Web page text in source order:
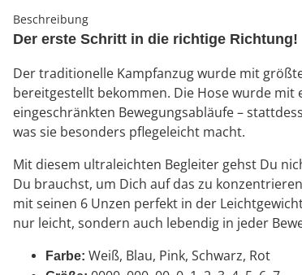
Beschreibung
Der erste Schritt in die richtige Richtung!
Der traditionelle Kampfanzug wurde mit
bereitgestellt bekommen. Die Hose wurde
eingeschränkten Bewegungsabläufe –
was sie besonders pflegeleicht macht.
Mit diesem ultraleichten Begleiter gehst Du
Du brauchst, um Dich auf das zu
mit seinen 6 Unzen perfekt in der
nur leicht, sondern auch lebendig in jeder
Farbe: Weiß, Blau, Pink, Schwarz, Rot